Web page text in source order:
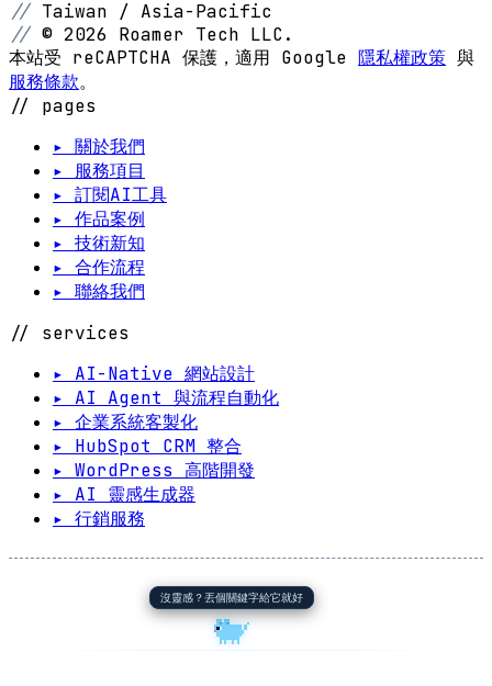
// Taiwan / Asia-Pacific
// © 2026 Roamer Tech LLC.
本站受 reCAPTCHA 保護，適用 Google 隱私權政策 與
服務條款。
// pages
▸ 關於我們
▸ 服務項目
▸ 訂閱AI工具
▸ 作品案例
▸ 技術新知
▸ 合作流程
▸ 聯絡我們
// services
▸ AI-Native 網站設計
▸ AI Agent 與流程自動化
▸ 企業系統客製化
▸ HubSpot CRM 整合
▸ WordPress 高階開發
▸ AI 靈感生成器
▸ 行銷服務
沒靈感？丟個關鍵字給它就好